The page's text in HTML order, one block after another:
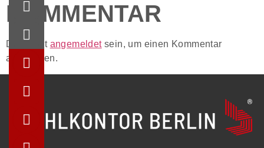
KOMMENTAR
Du musst angemeldetsein, um einen Kommentar
abzugeben.